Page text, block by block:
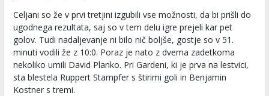
Celjani so že v prvi tretjini izgubili vse možnosti, da bi prišli do
ugodnega rezultata, saj so v tem delu igre prejeli kar pet
golov. Tudi nadaljevanje ni bilo nič boljše, gostje so v 51.
minuti vodili že z 10:0. Poraz je nato z dvema zadetkoma
nekoliko umili David Planko. Pri Gardeni, ki je prva na lestvici,
sta blestela Ruppert Stampfer s štirimi goli in Benjamin
Kostner s tremi.